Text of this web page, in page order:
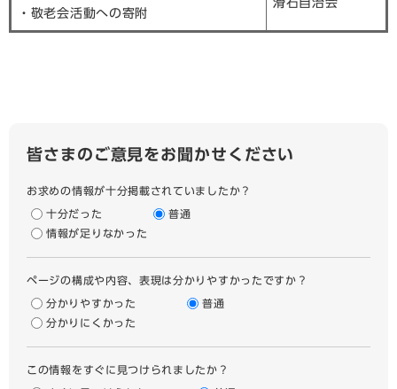
・敬老会活動への寄附
滑石自治会
皆さまのご意見をお聞かせください
お求めの情報が十分掲載されていましたか？
十分だった
普通
情報が足りなかった
ページの構成や内容、表現は分かりやすかったですか？
分かりやすかった
普通
分かりにくかった
この情報をすぐに見つけられましたか？